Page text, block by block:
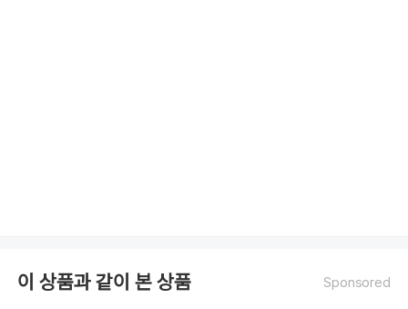
이 상품과 같이 본 상품 Sponsored